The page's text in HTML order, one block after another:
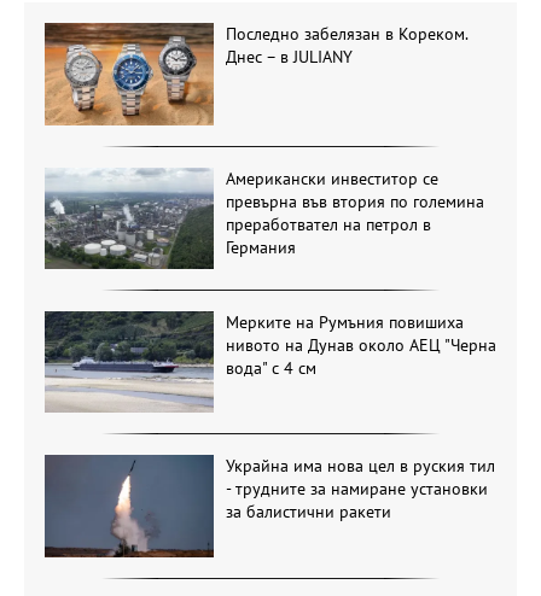
Последно забелязан в Кореком.
Днес – в JULIANY
Американски инвеститор се
превърна във втория по големина
преработвател на петрол в
Германия
Мерките на Румъния повишиха
нивото на Дунав около АЕЦ "Черна
вода" с 4 см
Украйна има нова цел в руския тил
- трудните за намиране установки
за балистични ракети